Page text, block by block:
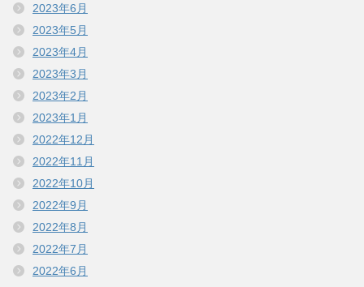
2023年6月
2023年5月
2023年4月
2023年3月
2023年2月
2023年1月
2022年12月
2022年11月
2022年10月
2022年9月
2022年8月
2022年7月
2022年6月